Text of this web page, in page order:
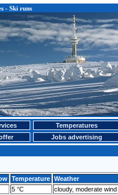
- Ski runs
Temperatures
Jobs advertising
Temperature
Weather
5 °C cloudy, moderate wind